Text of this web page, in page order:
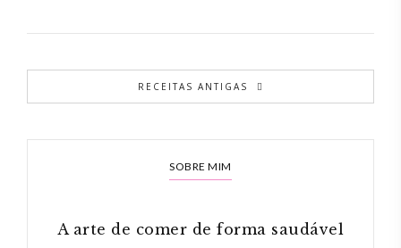
RECEITAS ANTIGAS
SOBRE MIM
A arte de comer de forma saudável